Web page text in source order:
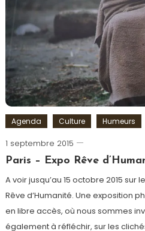
parfum
Agenda Culture Humeurs
1 septembre 2015
Romain-
Paris
Paris – Expo Rêve
A voir jusqu’au 15 octobre 2015 sur
Rêve d’Humanité. Une exposition
en libre accès, où nous sommes
également à réfléchir, sur les